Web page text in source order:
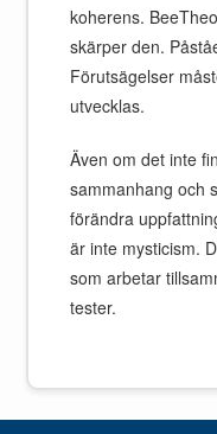
koherens.
skärper den.
Förutsägelser
utvecklas.
Även om det inte
sammanhang och
förändra
är inte mysticism.
som arbetar
tester.